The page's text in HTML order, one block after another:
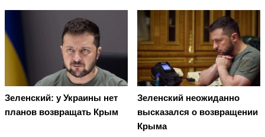
Зеленский: у Украины нет
планов возвращать Крым
Зеленский неожиданно
высказался о возвращении
Крыма